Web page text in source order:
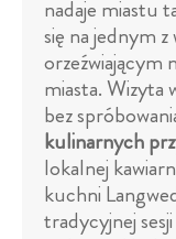
nadaje miastu
się na jednym
orzeźwiającym
miasta.
bez
kulinarnych
lokalnej
kuchni
tradycyjnej